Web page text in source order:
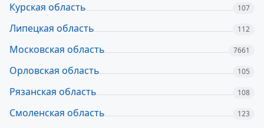
Курская область 107
Липецкая область 112
Московская область 7661
Орловская область 105
Рязанская область 108
Смоленская область 123